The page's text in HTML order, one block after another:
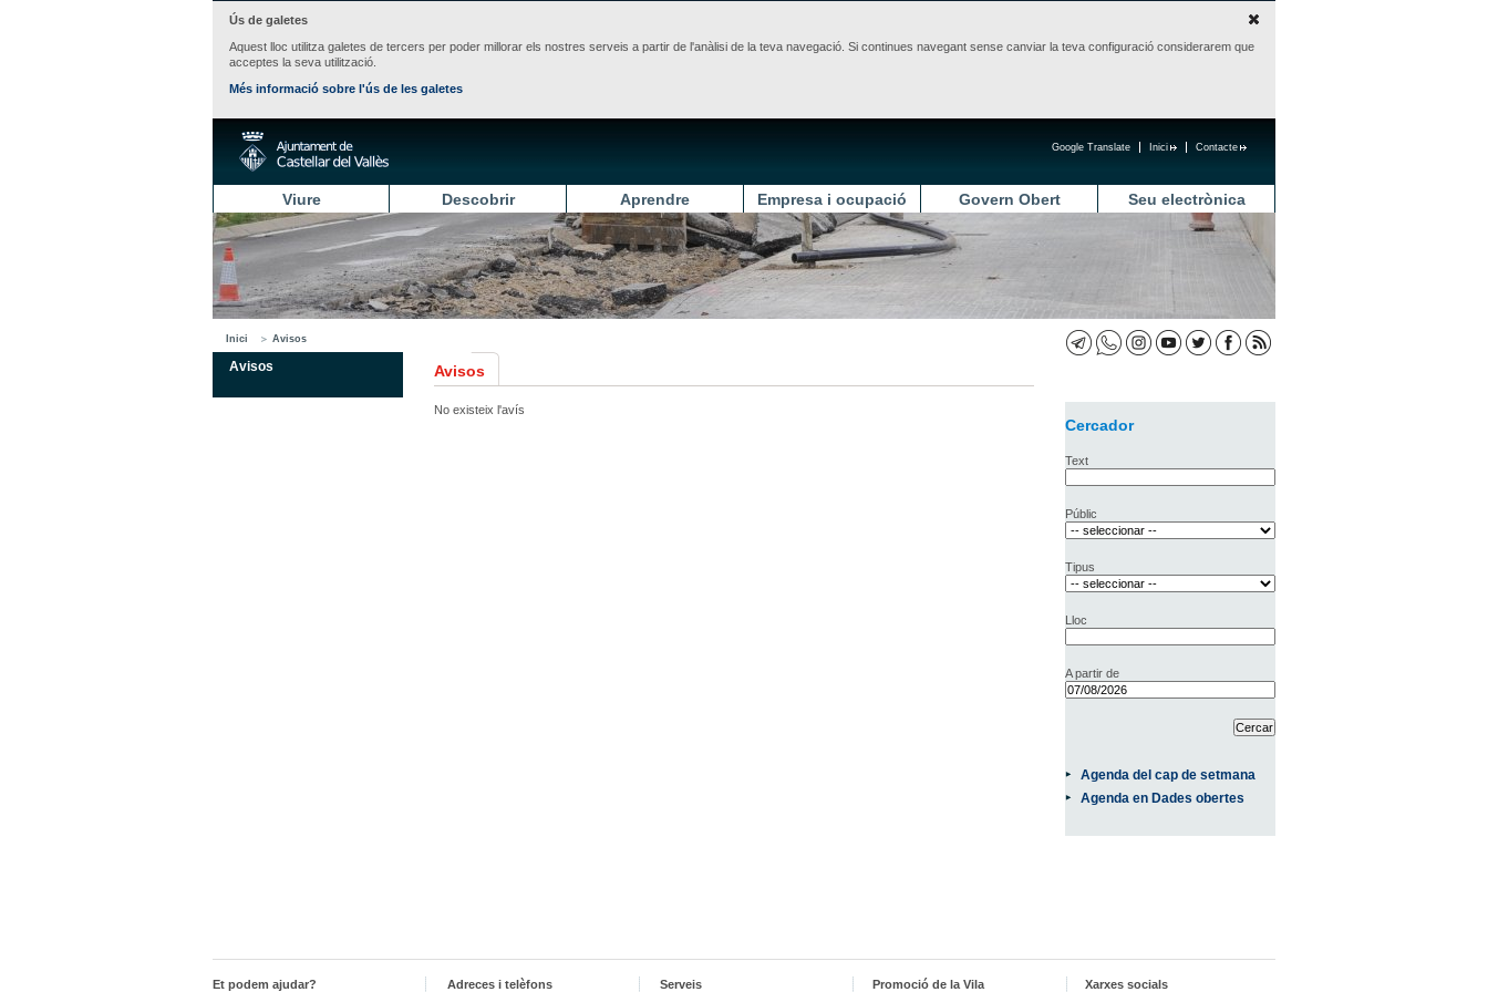
Ús de galetes
Aquest lloc utilitza galetes de tercers per poder millorar els nostres serveis a partir de l'anàlisi de la teva navegació. Si continues navegant sense canviar la teva configuració considerarem que
acceptes la seva utilització.
Més informació sobre l'ús de les galetes
Contacte
Inici
Google Translate
Viure Descobrir Aprendre Empresa i ocupació Govern Obert Seu electrònica
Inici Avisos
Avisos Avisos
No existeix l'avís
Cercador
Text
Públic
Tipus
Lloc
A partir de
Agenda del cap de setmana
Agenda en Dades obertes
Et podem ajudar? Adreces i telèfons Serveis Promoció de la Vila Xarxes socials